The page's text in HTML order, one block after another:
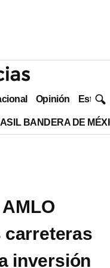
Opinión Estilo
BANDERA DE
carreteras
inversión